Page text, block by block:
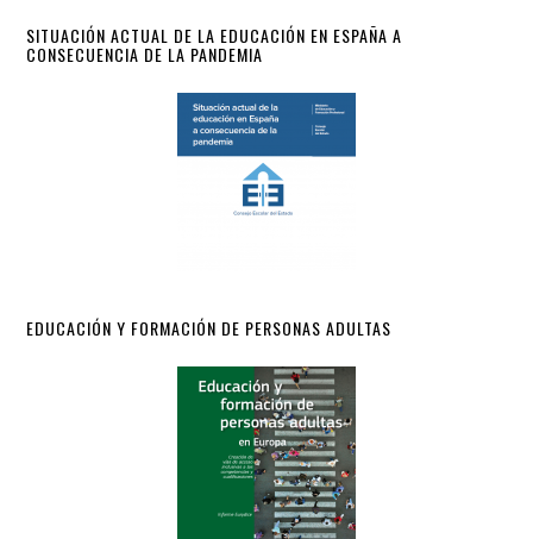
SITUACIÓN ACTUAL DE LA EDUCACIÓN EN ESPAÑA A
CONSECUENCIA DE LA PANDEMIA
EDUCACIÓN Y FORMACIÓN DE PERSONAS ADULTAS